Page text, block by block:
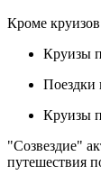
Кроме
Круизы
Поездки
Круизы
"Созвездие"
путешествия